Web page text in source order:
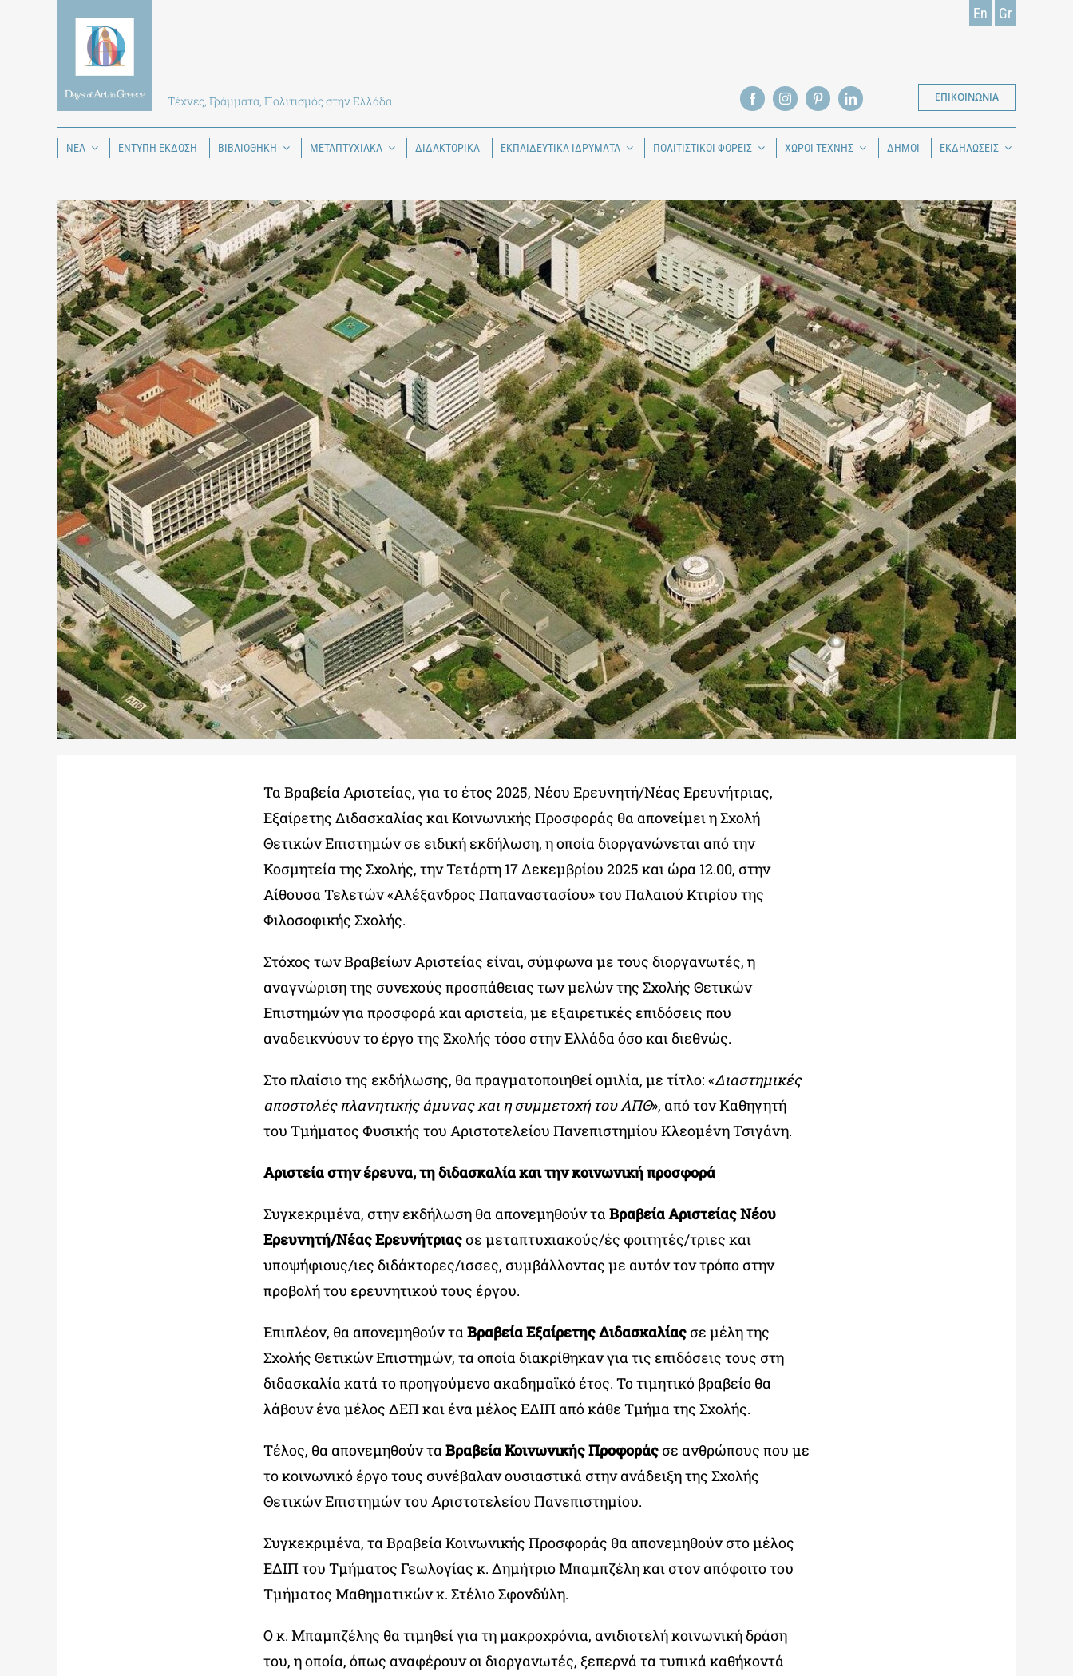
Τέχνες, Γράμματα, Πολιτισμός στην Ελλάδα
En Gr
ΕΠΙΚΟΙΝΩΝΙΑ
ΝΕΑ ΕΝΤΥΠΗ ΕΚΔΟΣΗ ΒΙΒΛΙΟΘΗΚΗ ΜΕΤΑΠΤΥΧΙΑΚΑ ΔΙΔΑΚΤΟΡΙΚΑ ΕΚΠΑΙΔΕΥΤΙΚΑ ΙΔΡΥΜΑΤΑ ΠΟΛΙΤΙΣΤΙΚΟΙ ΦΟΡΕΙΣ ΧΩΡΟΙ ΤΕΧΝΗΣ ΔΗΜΟΙ ΕΚΔΗΛΩΣΕΙΣ
Τα Βραβεία Αριστείας, για το έτος 2025, Νέου Ερευνητή/Νέας Ερευνήτριας,
Εξαίρετης Διδασκαλίας και Κοινωνικής Προσφοράς θα απονείμει η Σχολή
Θετικών Επιστημών σε ειδική εκδήλωση, η οποία διοργανώνεται από την
Κοσμητεία της Σχολής, την Τετάρτη 17 Δεκεμβρίου 2025 και ώρα 12.00, στην
Αίθουσα Τελετών «Αλέξανδρος Παπαναστασίου» του Παλαιού Κτιρίου της
Φιλοσοφικής Σχολής.
Στόχος των Βραβείων Αριστείας είναι, σύμφωνα με τους διοργανωτές, η
αναγνώριση της συνεχούς προσπάθειας των μελών της Σχολής Θετικών
Επιστημών για προσφορά και αριστεία, με εξαιρετικές επιδόσεις που
αναδεικνύουν το έργο της Σχολής τόσο στην Ελλάδα όσο και διεθνώς.
Στο πλαίσιο της εκδήλωσης, θα πραγματοποιηθεί ομιλία, με τίτλο: «Διαστημικές
αποστολές πλανητικής άμυνας και η συμμετοχή του ΑΠΘ», από τον Καθηγητή
του Τμήματος Φυσικής του Αριστοτελείου Πανεπιστημίου Κλεομένη Τσιγάνη.
Αριστεία στην έρευνα, τη διδασκαλία και την κοινωνική προσφορά
Συγκεκριμένα, στην εκδήλωση θα απονεμηθούν τα Βραβεία Αριστείας Νέου
Ερευνητή/Νέας Ερευνήτριαςσε μεταπτυχιακούς/ές φοιτητές/τριες και
υποψήφιους/ιες διδάκτορες/ισσες, συμβάλλοντας με αυτόν τον τρόπο στην
προβολή του ερευνητικού τους έργου.
Επιπλέον, θα απονεμηθούν τα Βραβεία Εξαίρετης Διδασκαλίαςσε μέλη της
Σχολής Θετικών Επιστημών, τα οποία διακρίθηκαν για τις επιδόσεις τους στη
διδασκαλία κατά το προηγούμενο ακαδημαϊκό έτος. Το τιμητικό βραβείο θα
λάβουν ένα μέλος ΔΕΠ και ένα μέλος ΕΔΙΠ από κάθε Τμήμα της Σχολής.
Τέλος, θα απονεμηθούν τα Βραβεία Κοινωνικής Προφοράςσε ανθρώπους που με
το κοινωνικό έργο τους συνέβαλαν ουσιαστικά στην ανάδειξη της Σχολής
Θετικών Επιστημών του Αριστοτελείου Πανεπιστημίου.
Συγκεκριμένα, τα Βραβεία Κοινωνικής Προσφοράς θα απονεμηθούν στο μέλος
ΕΔΙΠ του Τμήματος Γεωλογίας κ. Δημήτριο Μπαμπζέλη και στον απόφοιτο του
Τμήματος Μαθηματικών κ. Στέλιο Σφονδύλη.
Ο κ. Μπαμπζέλης θα τιμηθεί για τη μακροχρόνια, ανιδιοτελή κοινωνική δράση
του, η οποία, όπως αναφέρουν οι διοργανωτές, ξεπερνά τα τυπικά καθήκοντά